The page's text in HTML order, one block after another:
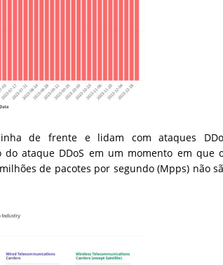
de frente e lidam com ataques
ataque DDoS em um momento em que
de pacotes por segundo (Mpps) não